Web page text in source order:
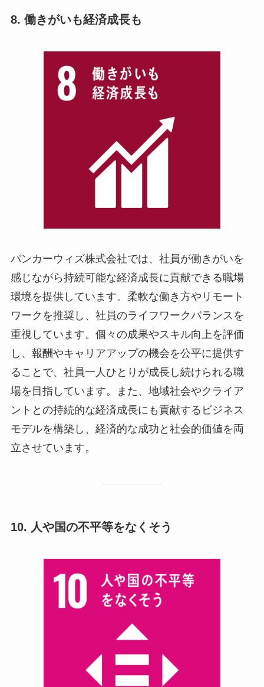
8. 働きがいも経済成長も
バンカーウィズ株式会社では、社員が働きがいを
感じながら持続可能な経済成長に貢献できる職場
環境を提供しています。柔軟な働き方やリモート
ワークを推奨し、社員のライフワークバランスを
重視しています。個々の成果やスキル向上を評価
し、報酬やキャリアアップの機会を公平に提供す
ることで、社員一人ひとりが成長し続けられる職
場を目指しています。また、地域社会やクライア
ントとの持続的な経済成長にも貢献するビジネス
モデルを構築し、経済的な成功と社会的価値を両
立させています。
10. 人や国の不平等をなくそう